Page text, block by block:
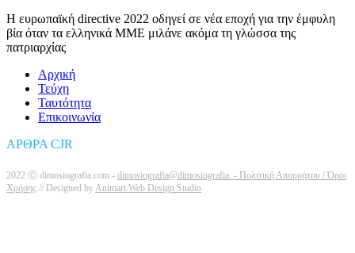
Η ευρωπαϊκή directive 2022 οδηγεί σε νέα εποχή για την έμφυλη
βία όταν τα ελληνικά ΜΜΕ μιλάνε ακόμα τη γλώσσα της
πατριαρχίας
Αρχική
Τεύχη
Ταυτότητα
Επικοινωνία
ΑΡΘΡΑ CJR
2022 Ⓒ dimosiografia.com - dimosiografia@dimosiografia. - Πολιτική Απορρήτου / Όροι
Χρήσης // Designed byAnimart Web Design Studio